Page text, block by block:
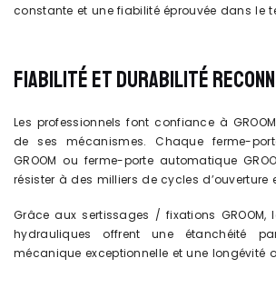
constante et une fiabilité éprouvée dans le
FIABILITÉ ET DURABILITÉ
Les professionnels font confiance à
de ses mécanismes. Chaque ferme-
GROOM ou ferme-porte automatique
résister à des milliers de cycles d’ouverture
Grâce aux sertissages / fixations GROOM,
hydrauliques offrent une étanchéité
mécanique exceptionnelle et une longévité